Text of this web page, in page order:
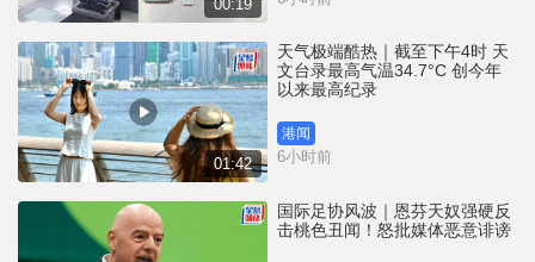
00:19
01:42
天气极端酷热｜截至下午4时 天
文台录最高气温34.7°C 创今年
以来最高纪录
港闻
6小时前
国际足协风波｜恩芬天奴强硬反
击桃色丑闻！怒批媒体恶意诽谤